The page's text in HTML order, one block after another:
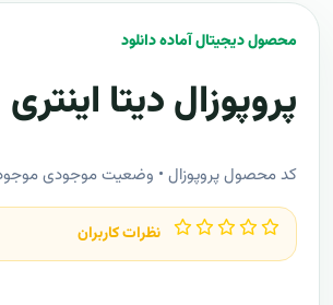
محصول دیجیتال آماده دانلود
پروپوزال دیتا اینتری
کد محصول پروپوزال • وضعیت موجودی
نظرات کاربران